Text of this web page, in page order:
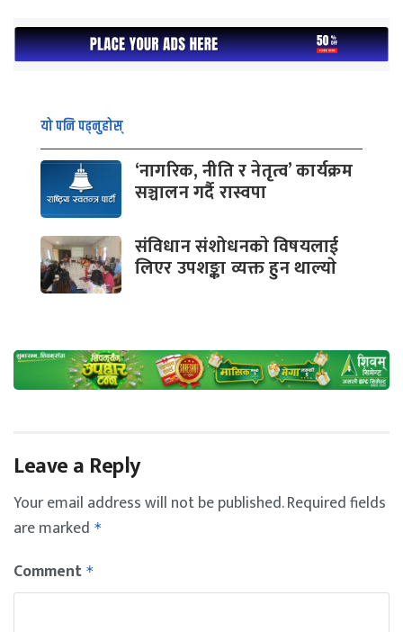
यो पनि पढ्नुहोस्
‘नागरिक, नीति र नेतृत्व’ कार्यक्रम
सञ्चालन गर्दै रास्वपा
संविधान संशोधनकाे विषयलाई
लिएर उपशङ्का व्यक्त हुन थाल्याे
Leave a Reply
Your email address will not be published.Required fields
are marked *
Comment *